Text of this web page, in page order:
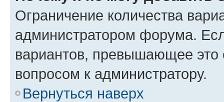
Ограничение количества
администратором форума.
вариантов, превышающее это
вопросом к администратору.
Вернуться наверх